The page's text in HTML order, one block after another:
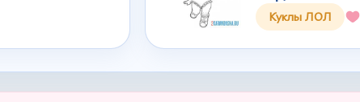
Куклы ЛОЛ